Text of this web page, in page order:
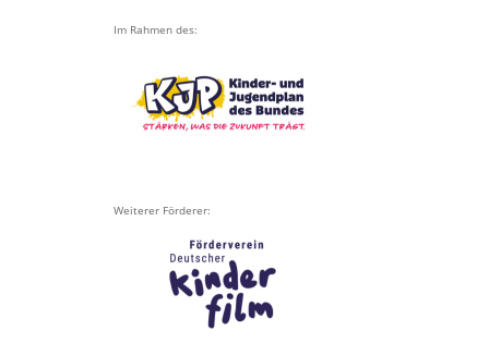
Im Rahmen des:
Weiterer Förderer: